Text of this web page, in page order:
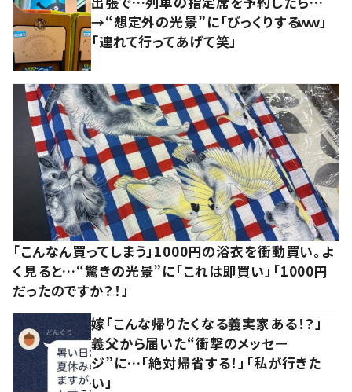
→“想定外の光景”に「びっくりするｗｗ」
「連れて行ってあげて笑」
「こんなん買ってしまう」1000円の浴衣を衝動買い。よ
く見ると…“驚きの光景”に「これは即買い」「1000円
だったのですか？！」
嫁「こんな帰りたくなる義実家ある！？」
義父から届いた“衝撃のメッセー
ジ”に…「絶対帰省する！」「私が行きた
い」